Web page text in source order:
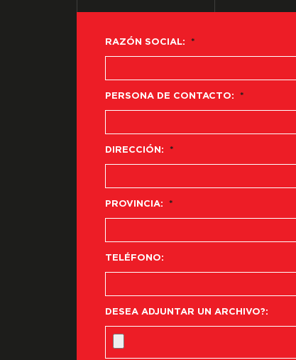
RAZÓN SOCIAL: *
PERSONA DE CONTACTO: *
DIRECCIÓN: *
PROVINCIA: *
TELÉFONO:
DESEA ADJUNTAR UN ARCHIVO?: